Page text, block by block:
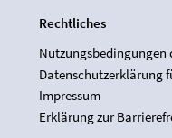
Rechtliches
Nutzungsbedingungen
Datenschutzerklärung
Impressum
Erklärung zur